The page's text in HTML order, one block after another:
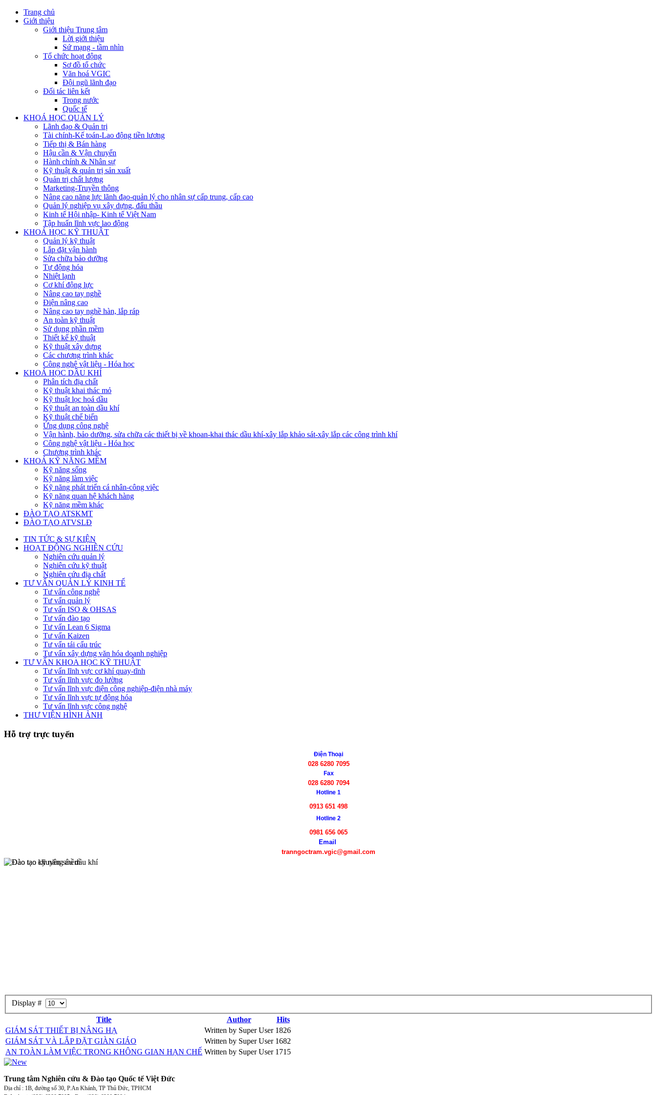
Trang chủ
Giới thiệu
Giới thiệu Trung tâm
Lời giới thiệu
Sứ mạng - tầm nhìn
Tổ chức hoạt động
Sơ đồ tổ chức
Văn hoá VGIC
Đội ngũ lãnh đạo
Đối tác liên kết
Trong nước
Quốc tế
KHOÁ HỌC QUẢN LÝ
Lãnh đạo & Quản trị
Tài chính-Kế toán-Lao động tiền lương
Tiếp thị & Bán hàng
Hậu cần & Vận chuyển
Hành chính & Nhân sự
Kỹ thuật & quản trị sản xuất
Quản trị chất lượng
Marketing-Truyền thông
Nâng cao năng lực lãnh đạo-quản lý cho nhân sự cấp trung, cấp cao
Quản lý nghiệp vụ xây dựng, đấu thầu
Kinh tế Hội nhập- Kinh tế Việt Nam
Tập huấn lĩnh vực lao động
KHOÁ HỌC KỸ THUẬT
Quản lý kỹ thuật
Lắp đặt vận hành
Sửa chữa bảo dưỡng
Tự động hóa
Nhiệt lạnh
Cơ khí động lực
Nâng cao tay nghề
Điện nâng cao
Nâng cao tay nghề hàn, lắp ráp
An toàn kỹ thuật
Sử dụng phần mềm
Thiết kế kỹ thuật
Kỹ thuật xây dựng
Các chương trình khác
Công nghệ vật liệu - Hóa học
KHOÁ HỌC DẦU KHÍ
Phân tích địa chất
Kỹ thuật khai thác mỏ
Kỹ thuật lọc hoá dầu
Kỹ thuật an toàn dầu khí
Kỹ thuật chế biến
Ứng dụng công nghệ
Vận hành, bảo dưỡng, sửa chữa các thiết bị về khoan-khai thác dầu khí-xây lắp khảo sát-xây lắp các công trình khí
Công nghệ vật liệu - Hóa học
Chương trình khác
KHOÁ KỸ NĂNG MỀM
Kỹ năng sống
Kỹ năng làm việc
Kỹ năng phát triển cá nhân-công việc
Kỹ năng quan hệ khách hàng
Kỹ năng mềm khác
ĐÀO TẠO ATSKMT
ĐÀO TẠO ATVSLĐ
TIN TỨC & SỰ KIỆN
HOẠT ĐỘNG NGHIÊN CỨU
Nghiên cứu quản lý
Nghiên cứu kỹ thuật
Nghiên cứu địa chất
TƯ VẤN QUẢN LÝ KINH TẾ
Tư vấn công nghệ
Tư vấn quản lý
Tư vấn ISO & OHSAS
Tư vấn đào tạo
Tư vấn Lean 6 Sigma
Tư vấn Kaizen
Tư vấn tái cấu trúc
Tư vấn xây dựng văn hóa doanh nghiệp
TƯ VẤN KHOA HỌC KỸ THUẬT
Tư vấn lĩnh vực cơ khí quay-tĩnh
Tư vấn lĩnh vực đo lường
Tư vấn lĩnh vực điện công nghiệp-điện nhà máy
Tư vấn lĩnh vực tự động hóa
Tư vấn lĩnh vực công nghệ
THƯ VIỆN HÌNH ẢNH
Hỗ trợ trực tuyến
Điện Thoại
028 6280 7095
Fax
028 6280 7094
Hotline 1
0913 651 498
Hotline 2
0981 656 065
Email
tranngoctram.vgic@gmail.com
Chương trình đào tạo chuyên sâu dầu khí được sự hỗ trợ của Petroskills và các Trường đại học trong nước như
Đại học mỏ địa chất Hà Nội, Đại học Bách khoa Hà Nội, Đại học Bách khoa TPHCM. Các chương trình bào
gồm công tác thăm dò địa chất, kỹ thuật khai thác dầu khí, kỹ thuật chế biến và bảo quản ...
Display #
Title
Author
Hits
GIÁM SÁT THIẾT BỊ NÂNG HẠ
Written by Super User 1826
GIÁM SÁT VÀ LẮP ĐẶT GIÀN GIÁO
Written by Super User 1682
AN TOÀN LÀM VIỆC TRONG KHÔNG GIAN HẠN CHẾ Written by Super User 1715
Trung tâm Nghiên cứu & Đào tạo Quốc tế Việt Đức
Địa chỉ : 1B, đường số 30, P.An Khánh, TP Thủ Đức, TPHCM